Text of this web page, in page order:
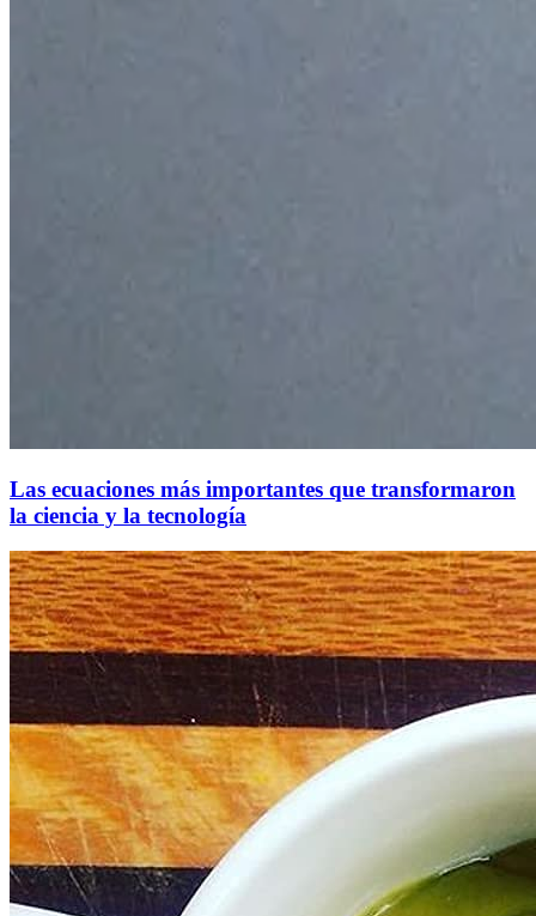
Las ecuaciones más importantes que transformaron
la ciencia y la tecnología